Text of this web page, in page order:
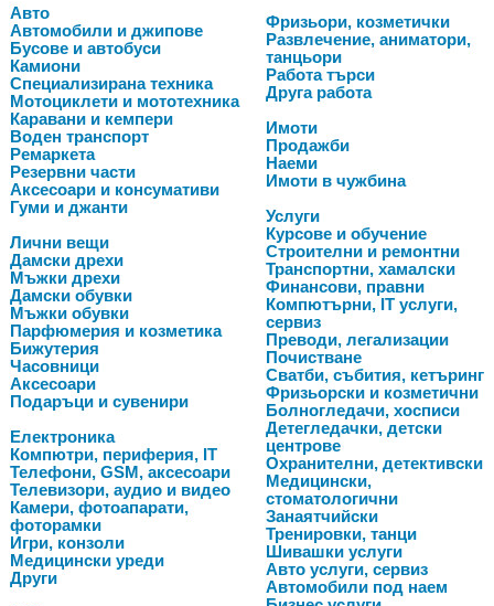
Авто
Автомобили и джипове
Бусове и автобуси
Камиони
Специализирана техника
Мотоциклети и мототехника
Каравани и кемпери
Воден транспорт
Ремаркета
Резервни части
Аксесоари и консумативи
Гуми и джанти
Лични вещи
Дамски дрехи
Мъжки дрехи
Дамски обувки
Мъжки обувки
Парфюмерия и козметика
Бижутерия
Часовници
Аксесоари
Подаръци и сувенири
Електроника
Компютри, периферия, IT
Телефони, GSM, аксесоари
Телевизори, аудио и видео
Камери, фотоапарати,
фоторамки
Игри, конзоли
Медицински уреди
Други
Фризьори, козметички
Развлечение, аниматори,
танцьори
Работа търси
Друга работа
Имоти
Продажби
Наеми
Имоти в чужбина
Услуги
Курсове и обучение
Строителни и ремонтни
Транспортни, хамалски
Финансови, правни
Компютърни, IT услуги,
сервиз
Преводи, легализации
Почистване
Сватби, събития, кетъринг
Фризьорски и козметични
Болногледачи, хосписи
Детегледачки, детски
центрове
Охранителни, детективски
Медицински,
стоматологични
Занаятчийски
Тренировки, танци
Шивашки услуги
Авто услуги, сервиз
Автомобили под наем